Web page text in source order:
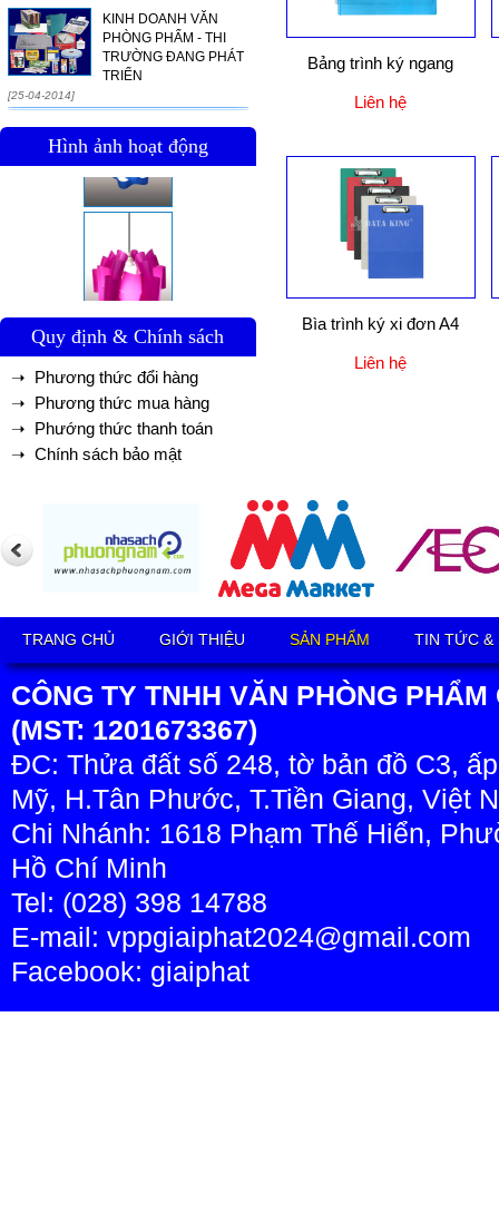
KINH DOANH VĂN
PHÒNG PHẨM - THI
TRƯỜNG ĐANG PHÁT
TRIỂN
[25-04-2014]
Hình ảnh hoạt động
Quy định & Chính sách
➝ Phương thức đổi hàng
➝ Phương thức mua hàng
➝ Phướng thức thanh toán
➝ Chính sách bảo mật
Bảng trình ký ngang
Liên hệ
Bìa trình ký xi đơn A4
Liên hệ
TRANG CHỦ GIỚI THIỆU SẢN PHẨM TIN TỨC &
CÔNG TY TNHH VĂN PHÒNG PHẨM
(MST: 1201673367)
ĐC: Thửa đất số 248, tờ bản đồ C3,
Mỹ, H.Tân Phước, T.Tiền Giang, Việt
Chi Nhánh: 1618 Phạm Thế Hiển,
Hồ Chí Minh
Tel: (028) 398 14788
E-mail: vppgiaiphat2024@gmail.com
Facebook: giaiphat